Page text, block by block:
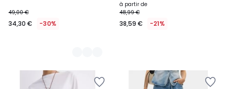
49,00 €
34,30 € -30%
à partir de
48,99 €
38,59 € -21%